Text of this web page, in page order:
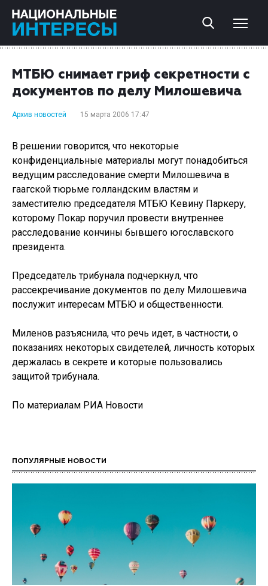
МТБЮ снимает гриф секретности с
документов по делу Милошевича
Архив новостей 15 марта 2006 17:47
В решении говорится, что некоторые
конфиденциальные материалы могут понадобиться
ведущим расследование смерти Милошевича в
гаагской тюрьме голландским властям и
заместителю председателя МТБЮ Кевину Паркеру,
которому Покар поручил провести внутреннее
расследование кончины бывшего югославского
президента.
Председатель трибунала подчеркнул, что
рассекречивание документов по делу Милошевича
послужит интересам МТБЮ и общественности.
Миленов разъяснила, что речь идет, в частности, о
показаниях некоторых свидетелей, личность которых
держалась в секрете и которые пользовались
защитой трибунала.
По материалам РИА Новости
ПОПУЛЯРНЫЕ НОВОСТИ